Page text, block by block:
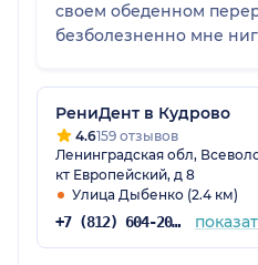
своем обеденном
безболезненно мне
РениДент в Кудрово
4.6159 отзывов
Ленинградская обл,
кт Европейский, д 8
Улица Дыбенко (2.4 км)
+7 (812) 604-20-91